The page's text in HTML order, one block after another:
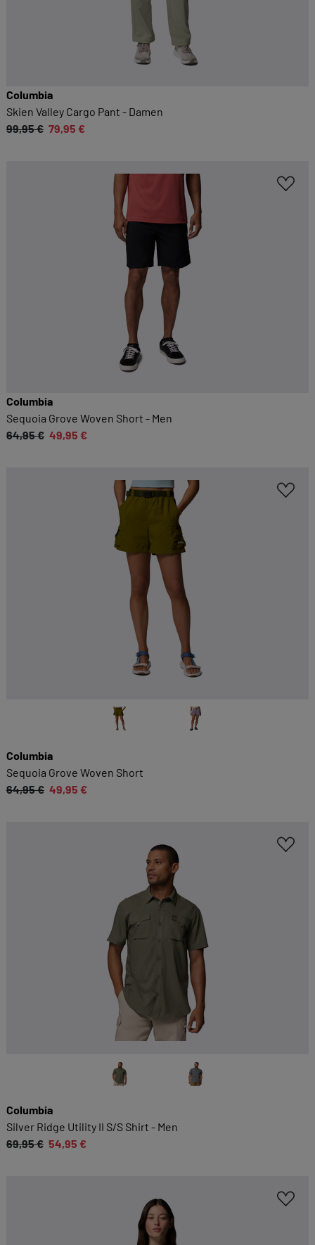
Columbia
Skien Valley Cargo Pant - Damen
99,95 € 79,95 €
Columbia
Sequoia Grove Woven Short - Men
64,95 € 49,95 €
Columbia
Sequoia Grove Woven Short
64,95 € 49,95 €
Columbia
Silver Ridge Utility II S/S Shirt - Men
69,95 € 54,95 €